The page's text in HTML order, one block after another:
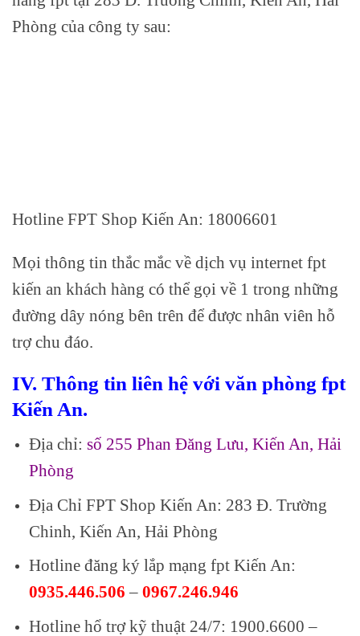
Phòng của công ty sau:
Hotline FPT Shop Kiến An: 18006601
Mọi thông tin thắc mắc về dịch vụ internet fpt
kiến an khách hàng có thể gọi về 1 trong những
đường dây nóng bên trên để được nhân viên hỗ
trợ chu đáo.
IV. Thông tin liên hệ với văn phòng fpt
Kiến An.
Địa chỉ: số 255 Phan Đăng Lưu, Kiến An, Hải
Phòng
Địa Chỉ FPT Shop Kiến An: 283 Đ. Trường
Chinh, Kiến An, Hải Phòng
Hotline đăng ký lắp mạng fpt Kiến An:
0935.446.506 – 0967.246.946
Hotline hổ trợ kỹ thuật 24/7: 1900.6600 –